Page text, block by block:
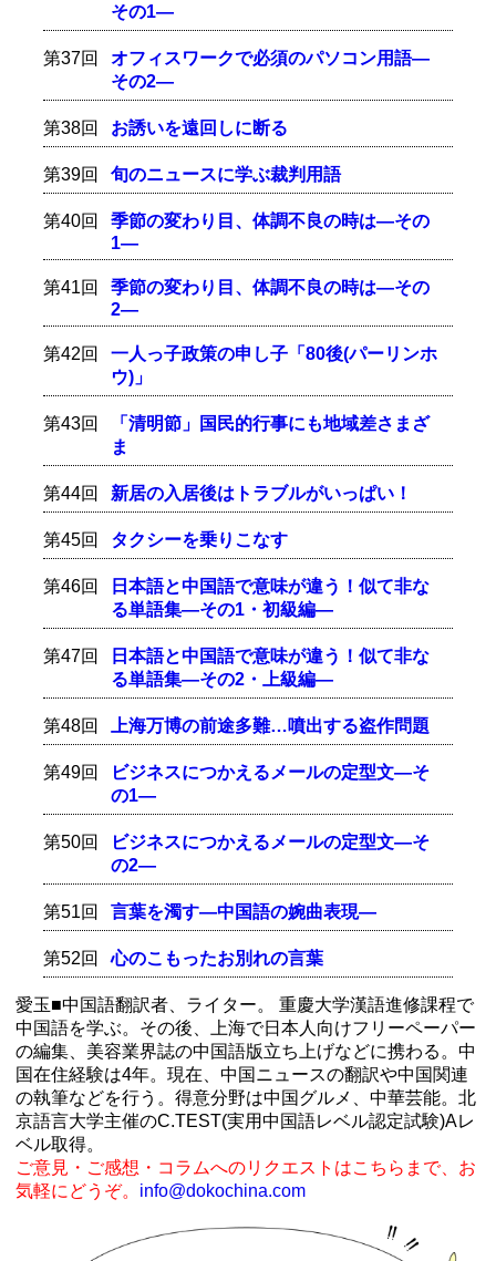
その1―
第37回
オフィスワークで必須のパソコン用語―
その2―
第38回 お誘いを遠回しに断る
第39回 旬のニュースに学ぶ裁判用語
第40回
季節の変わり目、体調不良の時は―その
1―
第41回
季節の変わり目、体調不良の時は―その
2―
第42回
一人っ子政策の申し子「80後(パーリンホ
ウ)」
第43回
「清明節」国民的行事にも地域差さまざ
ま
第44回 新居の入居後はトラブルがいっぱい！
第45回 タクシーを乗りこなす
第46回
日本語と中国語で意味が違う！似て非な
る単語集―その1・初級編―
第47回
日本語と中国語で意味が違う！似て非な
る単語集―その2・上級編―
第48回 上海万博の前途多難…噴出する盗作問題
第49回
ビジネスにつかえるメールの定型文―そ
の1―
第50回
ビジネスにつかえるメールの定型文―そ
の2―
第51回 言葉を濁す―中国語の婉曲表現―
第52回 心のこもったお別れの言葉
愛玉■中国語翻訳者、ライター。 重慶大学漢語進修課程で
中国語を学ぶ。その後、上海で日本人向けフリーペーパー
の編集、美容業界誌の中国語版立ち上げなどに携わる。中
国在住経験は4年。現在、中国ニュースの翻訳や中国関連
の執筆などを行う。得意分野は中国グルメ、中華芸能。北
京語言大学主催のC.TEST(実用中国語レベル認定試験)Aレ
ベル取得。
ご意見・ご感想・コラムへのリクエストはこちらまで、お
気軽にどうぞ。 info@dokochina.com